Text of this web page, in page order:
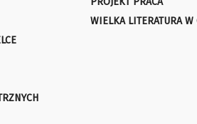
WIELKA LITERATURA W